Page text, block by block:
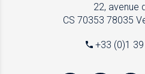
22, avenue
CS 70353 78035
+33 (0)1